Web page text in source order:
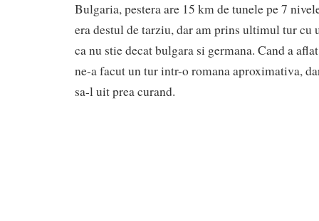
Bulgaria, pestera are 15 km de tunele pe 7
era destul de tarziu, dar am prins ultimul tur cu
ca nu stie decat bulgara si germana. Cand a
ne-a facut un tur intr-o romana aproximativa,
sa-l uit prea curand.